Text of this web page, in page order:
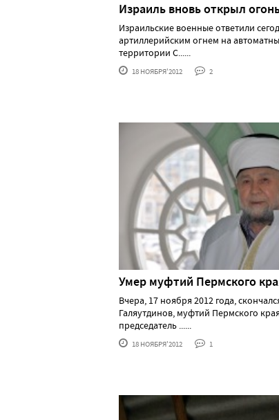
Израиль вновь открыл
Израильские военные ответили
артиллерийским огнем на
территории С......
18 НОЯБРЯ'2012 2
Умер муфтий Пермского
Вчера, 17 ноября 2012 года,
Галяутдинов, муфтий Пермского
председатель ......
18 НОЯБРЯ'2012 1